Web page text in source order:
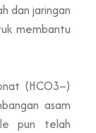
dan jaringan
membantu
(HCO3–)
asam
pun telah